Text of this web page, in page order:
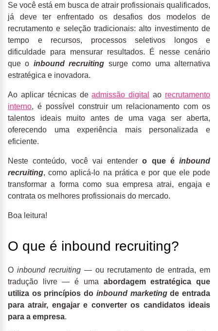
Se você está em busca de atrair profissionais qualificados,
já deve ter enfrentado os desafios dos modelos de
recrutamento e seleção tradicionais: alto investimento de
tempo e recursos, processos seletivos longos e
dificuldade para mensurar resultados. É nesse cenário
que o inbound recruiting surge como uma alternativa
estratégica e inovadora.
Ao aplicar técnicas deadmissão digital ao recrutamento
interno, é possível construir um relacionamento com os
talentos ideais muito antes de uma vaga ser aberta,
oferecendo uma experiência mais personalizada e
eficiente.
Neste conteúdo, você vai entendero que é inbound
recruiting, como aplicá-lo na prática e por que ele pode
transformar a forma como sua empresa atrai, engaja e
contrata os melhores profissionais do mercado.
Boa leitura!
O que é inbound recruiting?
O inbound recruiting— ou recrutamento de entrada, em
tradução livre — é uma abordagem estratégica que
utiliza os princípios do inbound marketingde entrada
para atrair, engajar e converter os candidatos ideais
para a empresa.